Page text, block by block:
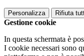
Personalizza Rifiuta
Gestione cookie
In questa schermata è
I cookie necessari sono